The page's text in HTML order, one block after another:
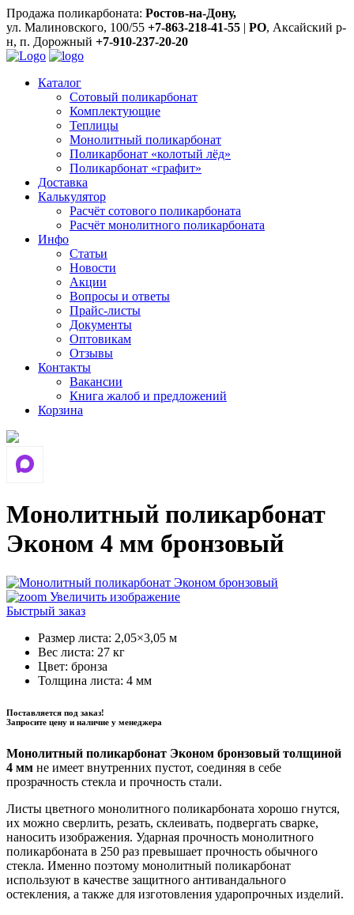
Продажа поликарбоната: Ростов-на-Дону,
ул. Малиновского, 100/55 +7-863-218-41-55 | РО, Аксайский р-
н, п. Дорожный +7-910-237-20-20
Каталог
Сотовый поликарбонат
Комплектующие
Теплицы
Монолитный поликарбонат
Поликарбонат «колотый лёд»
Поликарбонат «графит»
Доставка
Калькулятор
Расчёт сотового поликарбоната
Расчёт монолитного поликарбоната
Инфо
Статьи
Новости
Акции
Вопросы и ответы
Прайс-листы
Документы
Оптовикам
Отзывы
Контакты
Вакансии
Книга жалоб и предложений
Корзина
Монолитный поликарбонат
Эконом 4 мм бронзовый
Увеличить изображение
Быстрый заказ
Размер листа: 2,05×3,05 м
Вес листа: 27 кг
Цвет: бронза
Толщина листа: 4 мм
Поставляется под заказ!
Запросите цену и наличие у менеджера
Монолитный поликарбонат Эконом бронзовый толщиной
4 мм не имеет внутренних пустот, соединяя в себе
прозрачность стекла и прочность стали.
Листы цветного монолитного поликарбоната хорошо гнутся,
их можно сверлить, резать, склеивать, подвергать сварке,
наносить изображения. Ударная прочность монолитного
поликарбоната в 250 раз превышает прочность обычного
стекла. Именно поэтому монолитный поликарбонат
используют в качестве защитного антивандального
остекления, а также для изготовления ударопрочных изделий.